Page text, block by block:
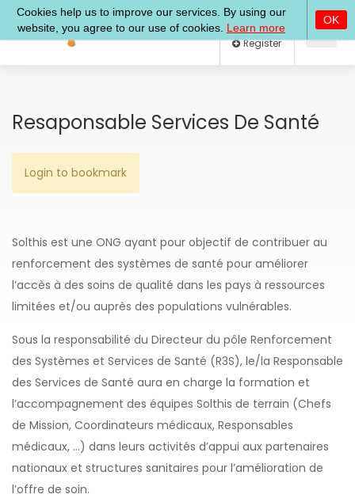
Log In
Resaponsable Services De Santé
Login to bookmark
Solthis est une ONG ayant pour objectif de contribuer au
renforcement des systèmes de santé pour améliorer
l’accès à des soins de qualité dans les pays à ressources
limitées et/ou auprès des populations vulnérables.
Sous la responsabilité du Directeur du pôle Renforcement
des Systèmes et Services de Santé (R3S), le/la Responsable
des Services de Santé aura en charge la formation et
l’accompagnement des équipes Solthis de terrain (Chefs
de Mission, Coordinateurs médicaux, Responsables
médicaux, …) dans leurs activités d’appui aux partenaires
nationaux et structures sanitaires pour l’amélioration de
l’offre de soin.